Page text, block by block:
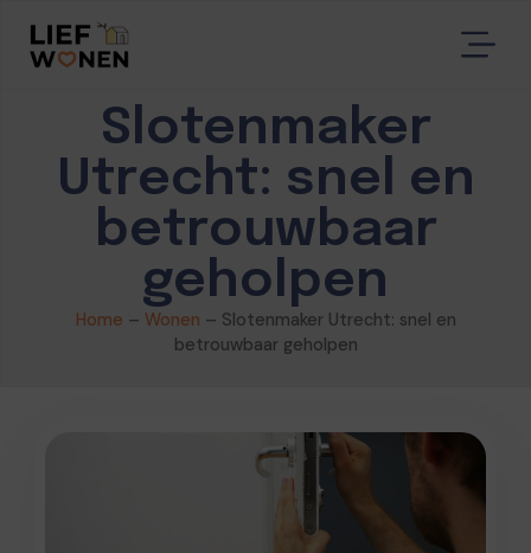
Slotenmaker
Utrecht: snel en
betrouwbaar
geholpen
Home – Wonen – Slotenmaker Utrecht: snel en
betrouwbaar geholpen